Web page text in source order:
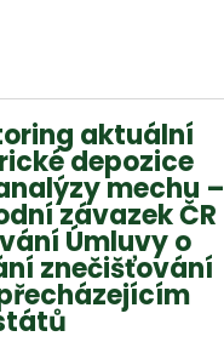
aktuální
depozice
mechu –
závazek ČR
Úmluvy o
znečišťování